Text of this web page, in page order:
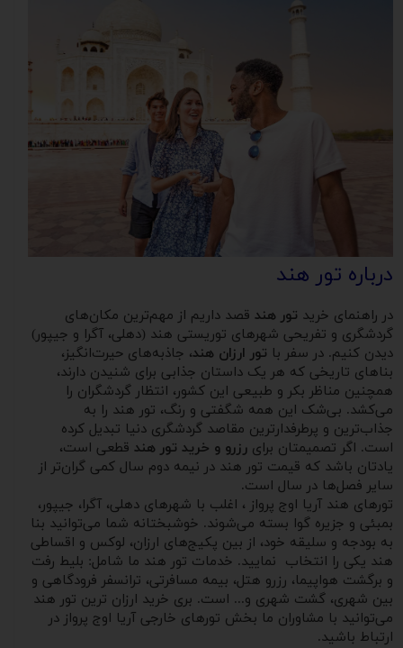
درباره تور هند
در راهنمای خرید تور هند قصد داریم از مهم‌ترین مکان‌های
گردشگری و تفریحی شهرهای توریستی هند (دهلی، آگرا و جیپور)
دیدن کنیم. در سفر با تور ارزان هند، جاذبه‌های حیرت‌انگیز،
بناهای تاریخی که هر یک داستان جذابی برای شنیدن دارند،
همچنین مناظر بکر و طبیعی این کشور، انتظار گردشگران را
می‌کشد. بی‌شک این همه شگفتی و رنگ، تور هند را به
جذاب‌ترین و پرطرفدارترین مقاصد گردشگری دنیا تبدیل کرده‌
است. اگر تصمیمتان برای رزرو و خرید تور هند قطعی است،
یادتان باشد که قیمت‌ تور هند در نیمه دوم سال کمی گران‌تر از
سایر فصل‌ها در سال است.
تورهای هند آریا اوج پرواز ، اغلب با شهرهای دهلی، آگرا، جیپور،
بمبئی و جزیره گوا بسته می‌شوند. خوشبختانه شما می‌توانید بنا
به بودجه و سلیقه خود، از بین پکیج‌های ارزان، لوکس و اقساطی
هند یکی را انتخاب نمایید. خدمات تور هند ما شامل: بلیط رفت
و برگشت هواپیما، رزرو هتل، بیمه مسافرتی، ترانسفر فرودگاهی و
بین شهری، گشت شهری و... است. بری خرید ارزان ترین تور هند
می‌توانید با مشاوران ما بخش تورهای خارجی آریا اوج پرواز در
ارتباط باشید.